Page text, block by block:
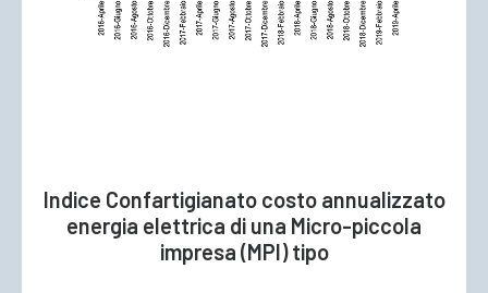
Indice Confartigianato costo annualizzato
energia elettrica di una Micro-piccola
impresa (MPI) tipo